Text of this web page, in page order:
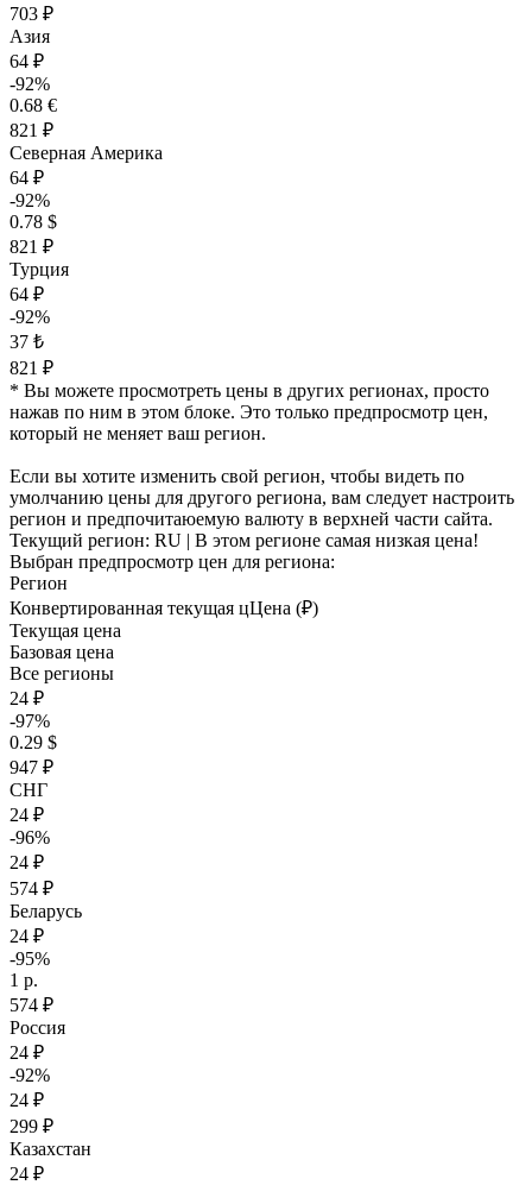
703 ₽
Азия
64 ₽
-92%
0.68 €
821 ₽
Северная Америка
64 ₽
-92%
0.78 $
821 ₽
Турция
64 ₽
-92%
37 ₺
821 ₽
* Вы можете просмотреть цены в других регионах, просто
нажав по ним в этом блоке. Это только предпросмотр цен,
который не меняет ваш регион.
Если вы хотите изменить свой регион, чтобы видеть по
умолчанию цены для другого региона, вам следует настроить
регион и предпочитаюемую валюту в верхней части сайта.
Текущий регион: RU | В этом регионе самая низкая цена!
Выбран предпросмотр цен для региона:
Регион
Конвертированная текущая цЦена (₽)
Текущая цена
Базовая цена
Все регионы
24 ₽
-97%
0.29 $
947 ₽
СНГ
24 ₽
-96%
24 ₽
574 ₽
Беларусь
24 ₽
-95%
1 р.
574 ₽
Россия
24 ₽
-92%
24 ₽
299 ₽
Казахстан
24 ₽